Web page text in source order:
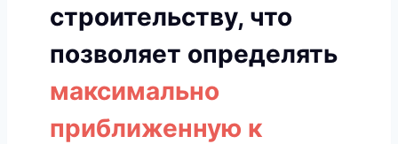
строительству, что
позволяет определять
максимально
приближенную к